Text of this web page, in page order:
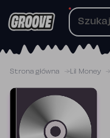
do
Strona główna Lil Money